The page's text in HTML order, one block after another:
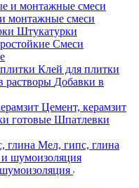
монтажные смеси
Штукатурки
Смеси
Клей для плитки
Добавки в
Цемент, керамзит
Шпатлевки
Мел, гипс, глина